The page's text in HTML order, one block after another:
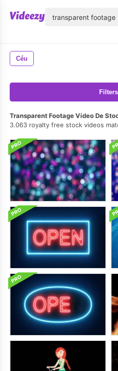
Céu
Filters
Transparent Footage Vídeo De
3.063 royalty free stock videos